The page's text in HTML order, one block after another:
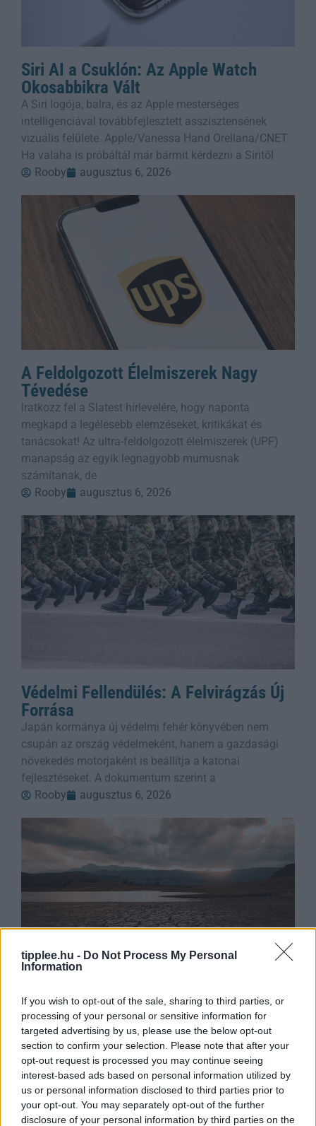
tipplee.hu - Do Not Process My Personal
Information
If you wish to opt-out of the sale, sharing to third parties, or
processing of your personal or sensitive information for
targeted advertising by us, please use the below opt-out
section to confirm your selection. Please note that after your
opt-out request is processed you may continue seeing
interest-based ads based on personal information utilized by
us or personal information disclosed to third parties prior to
your opt-out. You may separately opt-out of the further
disclosure of your personal information by third parties on the
Siri AI a Csuklón: Az Apple Watch
Okosabbikra Vált
A Siri logója, balra, és az Apple mesterséges
intelligenciával továbbfejlesztett asszisztensének
vizuális felülete. Apple/Vanessa Hand Orellana/CNET
Ha valaha is próbáltál már bármit kérdezni a Siritől
Rooby
augusztus 6, 2026
A Feldolgozott Élelmiszerek Nagy
Tévedése
Iratkozz fel a Slatest hírlevelére, hogy naponta
megkapd a legélesebb elemzéseket, kritikákat és
tanácsokat! Az ultra-feldolgozott élelmiszerek (UPF)
manapság az egyik legnagyobb mumusnak
számítanak, de
Rooby
augusztus 6, 2026
Védelmi Fellendülés: A Felvirágzás Új
Forrása
Japán kormánya új védelmi fehér könyvében nem
csupán az ország védelmeként, hanem a gazdasági
növekedés motorjaként is beállítja a katonai
fejlesztéseket. A dokumentum szerint a
Rooby
augusztus 6, 2026
Duna Rekord Alacsony Vízszintje:
Bénul a Paksi Atomerőmű
A Duna vízszintje rekordalacsony szintre süllyedt
Európa szárazsága miatt, ami miatt Magyarország
kénytelen volt leállítani egyetlen atomerőművét, a
Paksi Atomerőművet. A szovjet korszakból származó
reaktorok
Rooby
augusztus 5, 2026